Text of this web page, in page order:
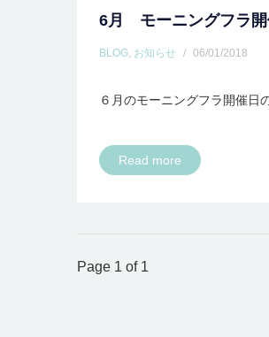
6月 モーニングフラ開
BLOG, お知らせ / 06/01/2018
６月のモーニングフラ開催日
Read more
Page 1 of 1